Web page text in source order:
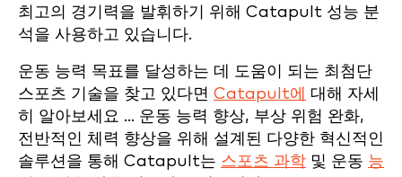
최고의 경기력을 발휘하기 위해 Catapult 성능 분
석을 사용하고 있습니다.
운동 능력 목표를 달성하는 데 도움이 되는 최첨단
스포츠 기술을 찾고 있다면 Catapult에
대해 자세
히 알아보세요 ... 운동 능력 향상, 부상 위험 완화,
전반적인 체력 향상을 위해 설계된 다양한 혁신적인
솔루션을 통해 Catapult는 스포츠 과학 및 운동 능